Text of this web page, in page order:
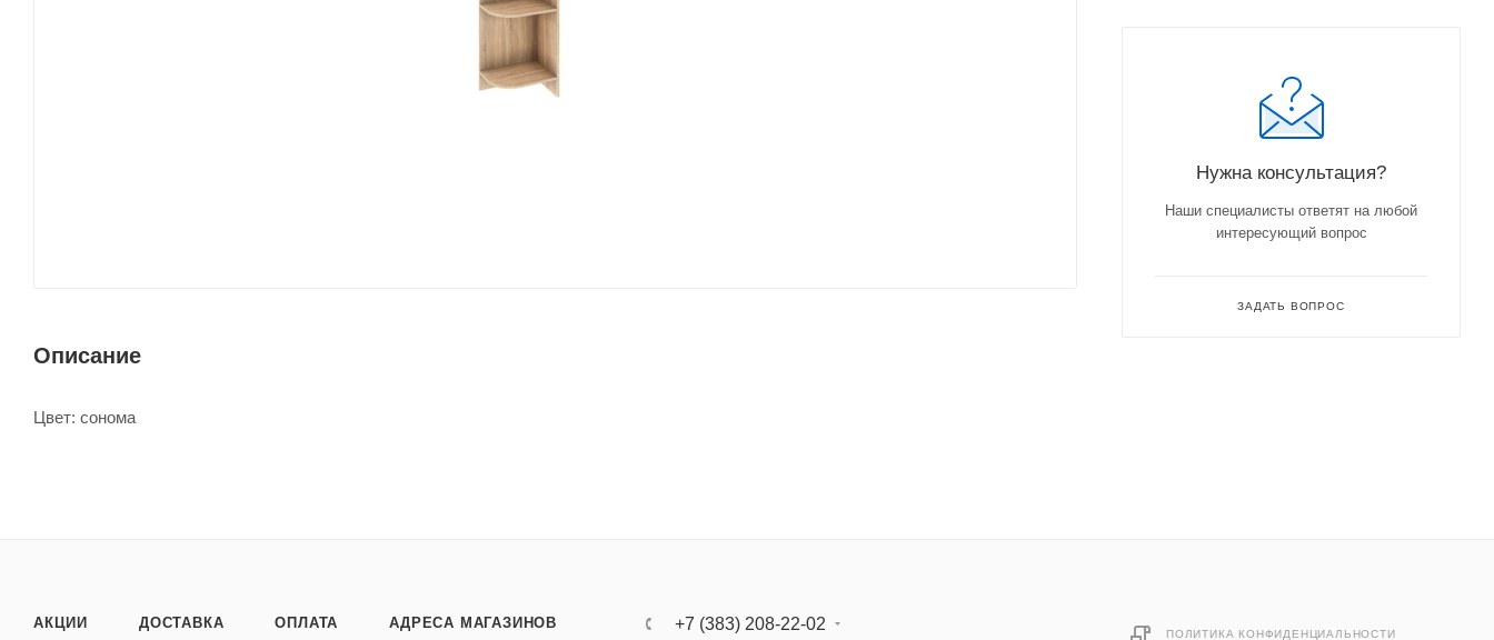
Описание
Цвет: сонома
Нужна консультация?
Наши специалисты ответят на любой
интересующий вопрос
ЗАДАТЬ ВОПРОС
АКЦИИ ДОСТАВКА ОПЛАТА АДРЕСА МАГАЗИНОВ +7 (383) 208-22-02
ПОЛИТИКА КОНФИДЕНЦИАЛЬНОСТИ